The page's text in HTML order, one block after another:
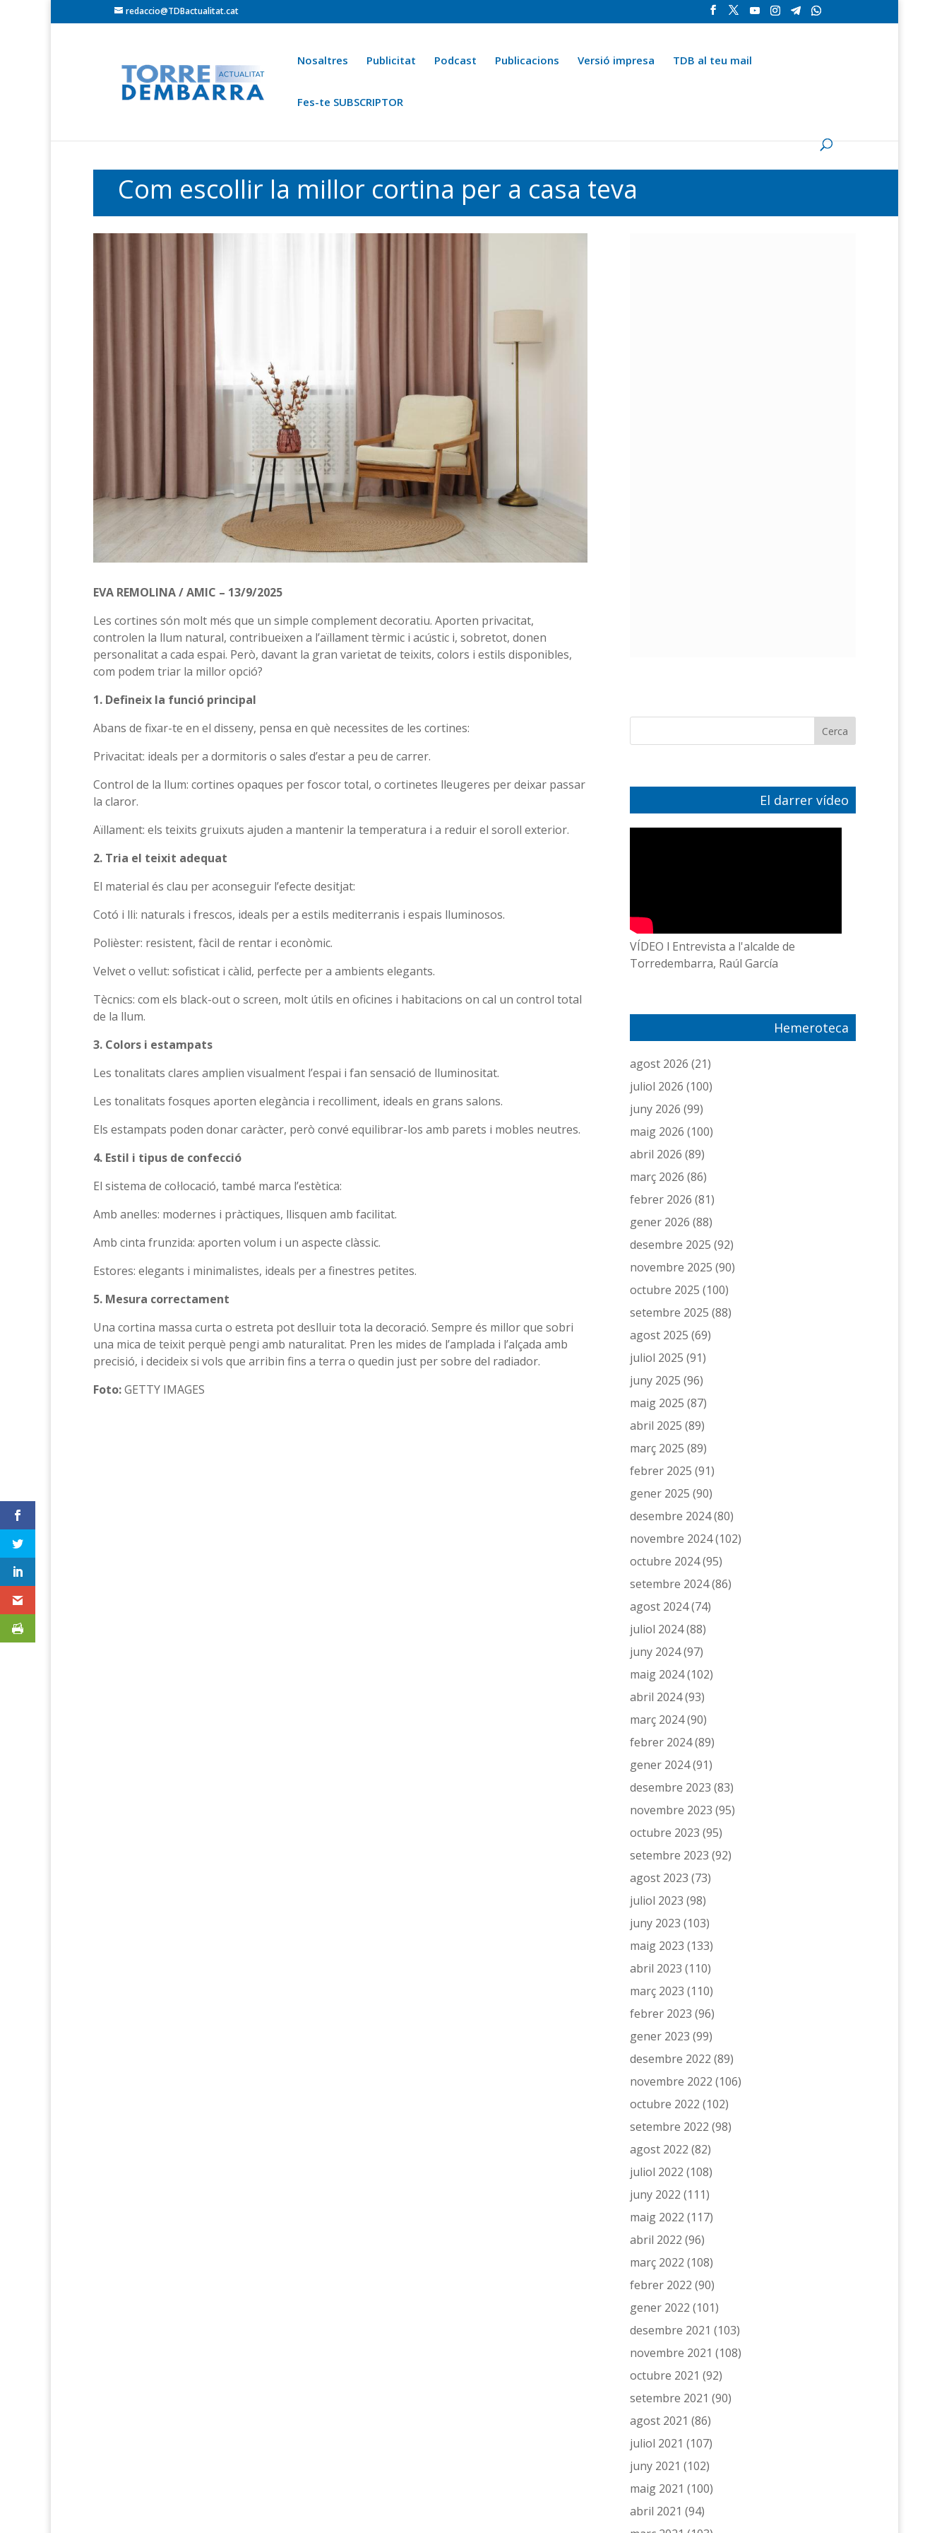
redaccio@TDBactualitat.cat
Nosaltres Publicitat Podcast Publicacions Versió impresa TDB al teu mail
Fes-te SUBSCRIPTOR
Crònica Ara fa 25 anys
Com escollir la millor cortina per a casa teva
EVA REMOLINA / AMIC – 13/9/2025
Les cortines són molt més que un simple complement decoratiu. Aporten privacitat,
controlen la llum natural, contribueixen a l’aïllament tèrmic i acústic i, sobretot, donen
personalitat a cada espai. Però, davant la gran varietat de teixits, colors i estils disponibles,
com podem triar la millor opció?
1. Defineix la funció principal
Abans de fixar-te en el disseny, pensa en què necessites de les cortines:
Privacitat: ideals per a dormitoris o sales d’estar a peu de carrer.
Control de la llum: cortines opaques per foscor total, o cortinetes lleugeres per deixar passar
la claror.
Aïllament: els teixits gruixuts ajuden a mantenir la temperatura i a reduir el soroll exterior.
2. Tria el teixit adequat
El material és clau per aconseguir l’efecte desitjat:
Cotó i lli: naturals i frescos, ideals per a estils mediterranis i espais lluminosos.
Polièster: resistent, fàcil de rentar i econòmic.
Velvet o vellut: sofisticat i càlid, perfecte per a ambients elegants.
Tècnics: com els black-out o screen, molt útils en oficines i habitacions on cal un control total
de la llum.
3. Colors i estampats
Les tonalitats clares amplien visualment l’espai i fan sensació de lluminositat.
Les tonalitats fosques aporten elegància i recolliment, ideals en grans salons.
Els estampats poden donar caràcter, però convé equilibrar-los amb parets i mobles neutres.
4. Estil i tipus de confecció
El sistema de col·locació, també marca l’estètica:
Amb anelles: modernes i pràctiques, llisquen amb facilitat.
Amb cinta frunzida: aporten volum i un aspecte clàssic.
Estores: elegants i minimalistes, ideals per a finestres petites.
5. Mesura correctament
Una cortina massa curta o estreta pot deslluir tota la decoració. Sempre és millor que sobri
una mica de teixit perquè pengi amb naturalitat. Pren les mides de l’amplada i l’alçada amb
precisió, i decideix si vols que arribin fins a terra o quedin just per sobre del radiador.
Foto:GETTY IMAGES
El darrer vídeo
VÍDEO l Entrevista a l'alcalde de
Torredembarra, Raúl García
Hemeroteca
agost 2026 (21)
juliol 2026 (100)
juny 2026 (99)
maig 2026 (100)
abril 2026 (89)
març 2026 (86)
febrer 2026 (81)
gener 2026 (88)
desembre 2025 (92)
novembre 2025 (90)
octubre 2025 (100)
setembre 2025 (88)
agost 2025 (69)
juliol 2025 (91)
juny 2025 (96)
maig 2025 (87)
abril 2025 (89)
març 2025 (89)
febrer 2025 (91)
gener 2025 (90)
desembre 2024(80)
novembre 2024(102)
octubre 2024(95)
setembre 2024(86)
agost 2024(74)
juliol 2024(88)
juny 2024(97)
maig 2024(102)
abril 2024(93)
març 2024(90)
febrer 2024(89)
gener 2024(91)
desembre 2023 (83)
novembre 2023 (95)
octubre 2023 (95)
setembre 2023 (92)
agost 2023 (73)
juliol 2023 (98)
juny 2023 (103)
maig 2023 (133)
abril 2023 (110)
març 2023 (110)
febrer 2023 (96)
gener 2023 (99)
desembre 2022 (89)
novembre 2022 (106)
octubre 2022 (102)
setembre 2022 (98)
agost 2022 (82)
juliol 2022 (108)
juny 2022 (111)
maig 2022 (117)
abril 2022 (96)
març 2022 (108)
febrer 2022 (90)
gener 2022 (101)
desembre 2021 (103)
novembre 2021 (108)
octubre 2021 (92)
setembre 2021 (90)
agost 2021 (86)
juliol 2021 (107)
juny 2021 (102)
maig 2021 (100)
abril 2021 (94)